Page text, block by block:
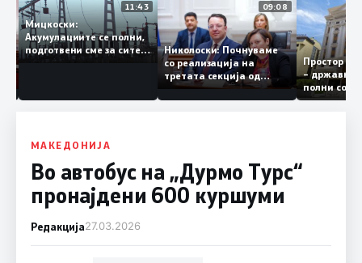
11:43
Мицкоски:
Акумулациите се полни,
подготвени сме за сите
ризици, не размислување
09:08
Николоски: Почнуваме
со реализација на
третата секција од
железничкиот Коридор
8, Македонија станува
Простор
–
полни со
МАКЕДОНИЈА
Во автобус на „Дурмо Турс“
пронајдени 600 куршуми
Редакција27.03.2026